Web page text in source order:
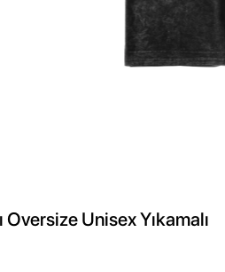
Oversize Unisex Yıkamalı